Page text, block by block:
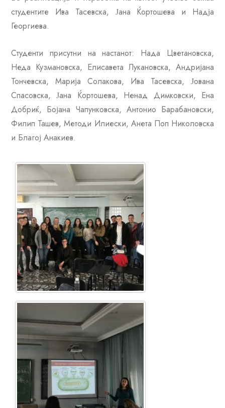
студентите Ива Тасевска, Јана Ќортошева и Надја
Георгиева.
Студенти присутни на настанот: Нада Цветановска,
Неда Кузмановска, Елисавета Лукановска, Андријана
Тончевска, Марија Солакова, Ива Тасевска, Јована
Спасовска, Јана Ќортошева, Ненад Димковски, Ена
Добриќ, Бојана Чапунковска, Антонио Барабановски,
Филип Ташев, Методи Илиески, Анета Поп Николовска
и Благој Анакиев.